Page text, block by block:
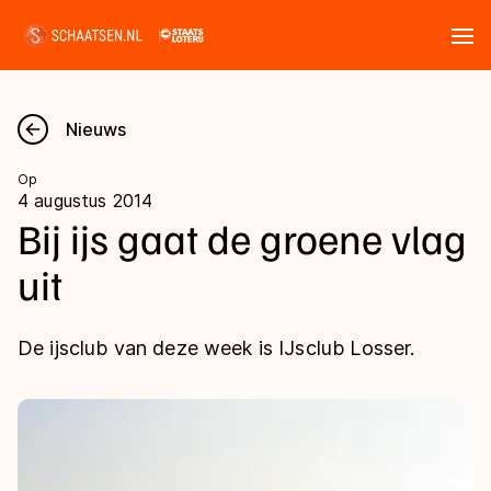
Nieuws
Kalender
Disciplines
Shorttrack
Uitslagen
Langebaan
Nieuws
Op
4 augustus 2014
Bij ijs gaat de groene vlag
uit
De ijsclub van deze week is IJsclub Losser.